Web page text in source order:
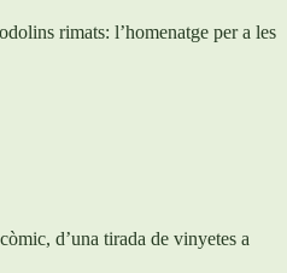
rimats: l’homenatge per a les
d’una tirada de vinyetes a